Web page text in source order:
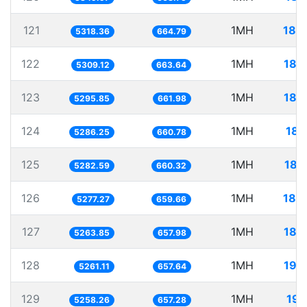
121 5318.36 664.79 1MH
122 5309.12 663.64 1MH
123 5295.85 661.98 1MH
124 5286.25 660.78 1MH
125 5282.59 660.32 1MH
126 5277.27 659.66 1MH
127 5263.85 657.98 1MH
128 5261.11 657.64 1MH
129 5258.26 657.28 1MH